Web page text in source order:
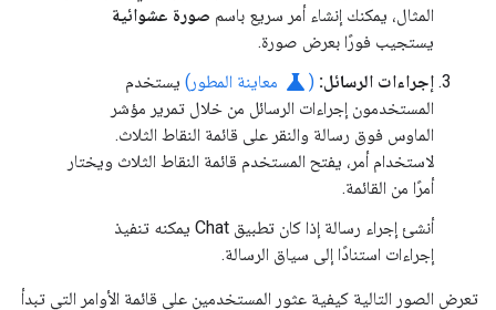
المثال، يمكنك إنشاء أمر سريع باسم صورة عشوائية
يستجيب فورًا بعرض صورة.
إجراءات الرسائل: (
science معاينة المطور) يستخدم
المستخدمون إجراءات الرسائل من خلال تمرير مؤشر
الماوس فوق رسالة والنقر على قائمة النقاط الثلاث.
لاستخدام أمر، يفتح المستخدم قائمة النقاط الثلاث ويختار
أمرًا من القائمة.
أنشئ إجراء رسالة إذا كان تطبيق Chat يمكنه تنفيذ
إجراءات استنادًا إلى سياق الرسالة.
تعرض الصور التالية كيفية عثور المستخدمين على قائمة الأوامر التي تبدأ